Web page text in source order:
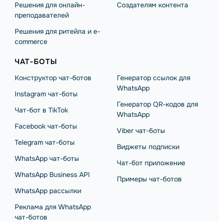
Решения для онлайн-
преподавателей
Решения для ритейла и e-
commerce
Создателям контента
ЧАТ-БОТЫ
Конструктор чат-ботов
Instagram чат-боты
Чат-бот в TikTok
Facebook чат-боты
Telegram чат-боты
WhatsApp чат-боты
WhatsApp Business API
WhatsApp рассылки
Реклама для WhatsApp
чат-ботов
Генератор ссылок для
WhatsApp
Генератор QR-кодов для
WhatsApp
Viber чат-боты
Виджеты подписки
Чат-бот приложение
Примеры чат-ботов